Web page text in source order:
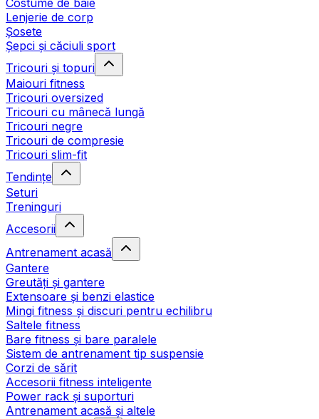
Costume de baie
Lenjerie de corp
Șosete
Șepci și căciuli sport
Tricouri și topuri
Maiouri fitness
Tricouri oversized
Tricouri cu mânecă lungă
Tricouri negre
Tricouri de compresie
Tricouri slim-fit
Tendințe
Seturi
Treninguri
Accesorii
Antrenament acasă
Gantere
Greutăți și gantere
Extensoare și benzi elastice
Mingi fitness și discuri pentru echilibru
Saltele fitness
Bare fitness și bare paralele
Sistem de antrenament tip suspensie
Corzi de sărit
Accesorii fitness inteligente
Power rack și suporturi
Antrenament acasă și altele